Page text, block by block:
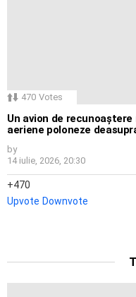
470 Votes
Un avion de
aeriene poloneze
by
14 iulie, 2026, 20:30
470
Upvote Downvote